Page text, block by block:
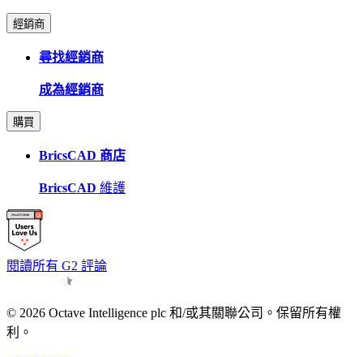
經銷商
尋找經銷商
成為經銷商
購買
BricsCAD 商店
BricsCAD 維護
閱讀所有 G2 評論
© 2026 Octave Intelligence plc 和/或其關聯公司。保留所有權
利。